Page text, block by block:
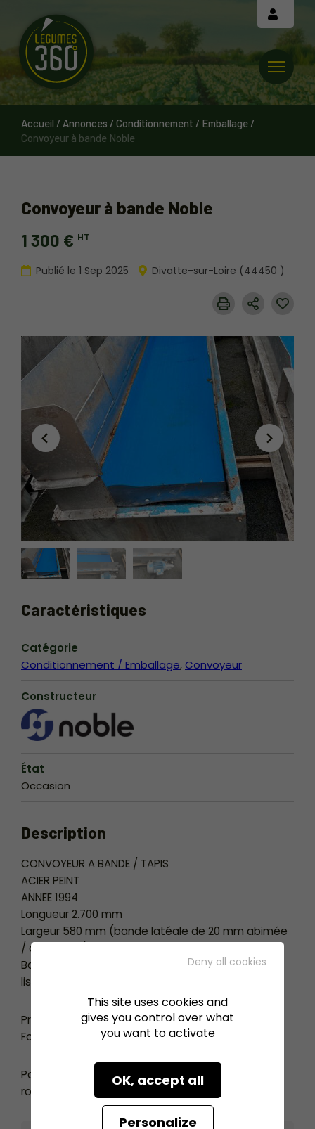
Accueil / Annonces /Conditionnement / Emballage /
Convoyeur à bande Noble
Convoyeur à bande Noble
1 300 € HT
Publié le 1 Sep 2025 Divatte-sur-Loire (44450 )
Caractéristiques
Catégorie
Conditionnement / Emballage Convoyeur
Constructeur
État
Occasion
Description
CONVOYEUR A BANDE / TAPIS
ACIER PEINT
ANNEE 1994
Longueur 2.700 mm
Largeur 580 mm (bande latéale de 20 mm abimée
/ découpée)
Bande PVC lisse bleue
lisse
Prix de vente 1.300 euros HT
Fonctionnel, dans l’état
Possibilité d’organiser le transport et la mise en
route (en supplément)
This site uses cookies and
gives you control over what
you want to activate
OK, accept all
Deny all cookies
Personalize